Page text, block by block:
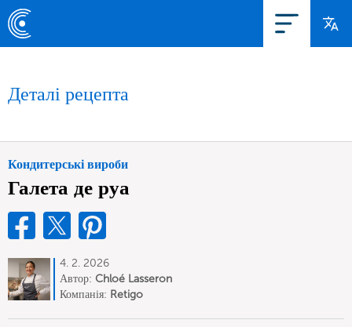
Деталі рецепта
Кондитерські вироби
Галета де руа
4. 2. 2026
Автор: Chloé Lasseron
Компанія: Retigo